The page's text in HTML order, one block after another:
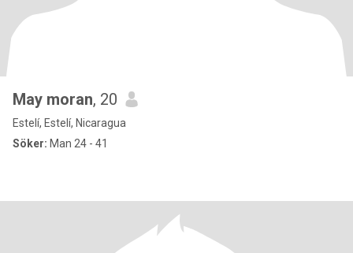
May moran, 20
Estelí, Estelí, Nicaragua
Söker: Man 24 - 41